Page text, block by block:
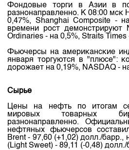
Фондовые торги в Азии в
разнонаправленно. К 08:00 мск
0,47%, Shanghai Composite -
времени рост демонстрируют
Ordinaries - на 0,5%, Straits Times
Фьючерсы на американские
января торгуются в "плюсе":
дорожает на 0,19%, NASDAQ -
Сырье
Цены на нефть по итогам
мировых товарных
разнонаправленно.
нефтяных фьючерсов
Brent - 97,60 (+1,02) долл./барр.,
(Light Sweet) - 89,11 (-0,48) долл./